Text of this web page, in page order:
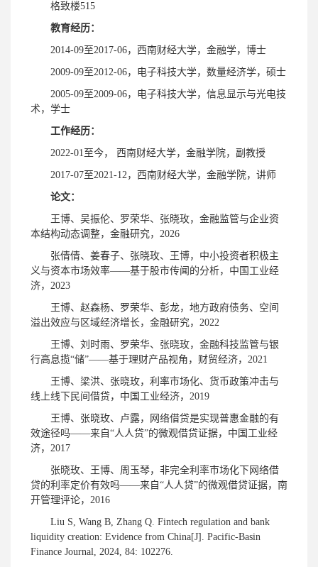
格致楼515
教育经历：
2014-09至2017-06，西南财经大学，金融学，博士
2009-09至2012-06，电子科技大学，数量经济学，硕士
2005-09至2009-06，电子科技大学，信息显示与光电技
术，学士
工作经历：
2022-01至今， 西南财经大学，金融学院，副教授
2017-07至2021-12，西南财经大学，金融学院，讲师
论文：
王博、吴振伦、罗荣华、张晓玫，金融监管与企业资
本结构动态调整，金融研究，2026
张倩倩、姜春子、张晓玫、王博，中小投资者积极主
义与资本市场效率——基于股市传闻的分析，中国工业经
济，2023
王博、赵森杨、罗荣华、彭龙，地方政府债务、空间
溢出效应与区域经济增长，金融研究，2022
王博、刘时雨、罗荣华、张晓玫，金融科技监管与银
行高息揽“储”——基于理财产品视角，财贸经济，2021
王博、梁洪、张晓玫，利率市场化、货币政策冲击与
线上线下民间借贷，中国工业经济，2019
王博、张晓玫、卢露，网络借贷是实现普惠金融的有
效途径吗——来自“人人贷”的微观借贷证据，中国工业经
济，2017
张晓玫、王博、周玉琴，非完全利率市场化下网络借
贷的利率定价有效吗——来自“人人贷”的微观借贷证据，南
开管理评论，2016
Liu S, Wang B, Zhang Q. Fintech regulation and bank
liquidity creation: Evidence from China[J]. Pacific-Basin
Finance Journal, 2024, 84: 102276.